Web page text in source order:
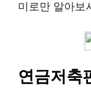
미로만 알아보
연금저축